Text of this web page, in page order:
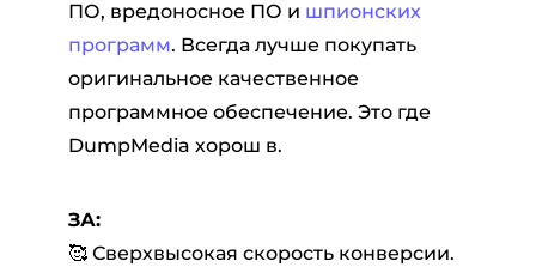
ПО, вредоносное ПО и шпионских
программ. Всегда лучше покупать
оригинальное качественное
программное обеспечение. Это где
DumpMedia хорош в.
ЗА:
🥰 Сверхвысокая скорость конверсии.